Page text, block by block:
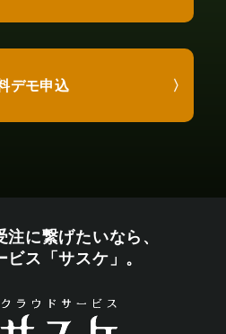
デモ申込
注に繋げたいなら、
ス「サスケ」。